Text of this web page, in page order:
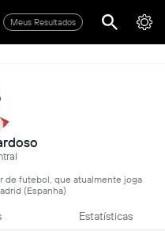
Meus Resultados
de futebol, que atualmente joga
(Espanha)
Estatísticas